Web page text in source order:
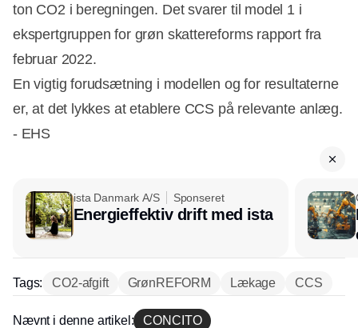
ton CO2 i beregningen. Det svarer til model 1 i
ekspertgruppen for grøn skattereforms rapport fra
februar 2022.
En vigtig forudsætning i modellen og for resultaterne
er, at det lykkes at etablere CCS på relevante anlæg.
- EHS
ista Danmark A/S Sponseret
Energieffektiv drift med ista
Tags: CO2-afgift GrønREFORM Lækage CCS
Nævnt i denne artikel: CONCITO